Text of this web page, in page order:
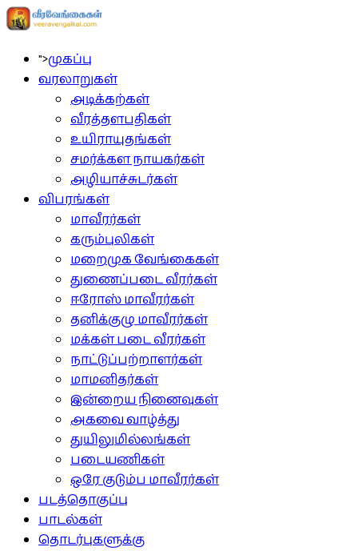
">முகப்பு
வரலாறுகள்
அடிக்கற்கள்
வீரத்தளபதிகள்
உயிராயுதங்கள்
சமர்க்கள நாயகர்கள்
அழியாச்சுடர்கள்
விபரங்கள்
மாவீரர்கள்
கரும்புலிகள்
மறைமுக வேங்கைகள்
துணைப்படை வீரர்கள்
ஈரோஸ் மாவீரர்கள்
தனிக்குழு மாவீரர்கள்
மக்கள் படை வீரர்கள்
நாட்டுப்பற்றாளர்கள்
மாமனிதர்கள்
இன்றைய நினைவுகள்
அகவை வாழ்த்து
துயிலுமில்லங்கள்
படையணிகள்
ஒரே குடும்ப மாவீரர்கள்
படத்தொகுப்பு
பாடல்கள்
தொடர்புகளுக்கு